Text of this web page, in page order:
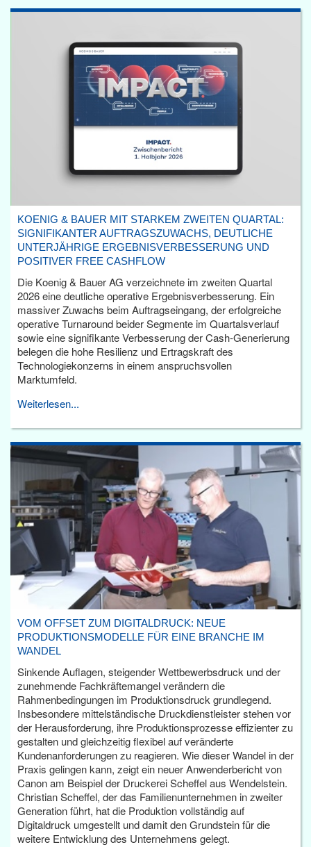
KOENIG & BAUER MIT STARKEM ZWEITEN QUARTAL:
SIGNIFIKANTER AUFTRAGSZUWACHS, DEUTLICHE
UNTERJÄHRIGE ERGEBNISVERBESSERUNG UND
POSITIVER FREE CASHFLOW
Die Koenig & Bauer AG verzeichnete im zweiten Quartal
2026 eine deutliche operative Ergebnisverbesserung. Ein
massiver Zuwachs beim Auftragseingang, der erfolgreiche
operative Turnaround beider Segmente im Quartalsverlauf
sowie eine signifikante Verbesserung der Cash-Generierung
belegen die hohe Resilienz und Ertragskraft des
Technologiekonzerns in einem anspruchsvollen
Marktumfeld.
Weiterlesen...
VOM OFFSET ZUM DIGITALDRUCK: NEUE
PRODUKTIONSMODELLE FÜR EINE BRANCHE IM
WANDEL
Sinkende Auflagen, steigender Wettbewerbsdruck und der
zunehmende Fachkräftemangel verändern die
Rahmenbedingungen im Produktionsdruck grundlegend.
Insbesondere mittelständische Druckdienstleister stehen vor
der Herausforderung, ihre Produktionsprozesse effizienter zu
gestalten und gleichzeitig flexibel auf veränderte
Kundenanforderungen zu reagieren. Wie dieser Wandel in der
Praxis gelingen kann, zeigt ein neuer Anwenderbericht von
Canon am Beispiel der Druckerei Scheffel aus Wendelstein.
Christian Scheffel, der das Familienunternehmen in zweiter
Generation führt, hat die Produktion vollständig auf
Digitaldruck umgestellt und damit den Grundstein für die
weitere Entwicklung des Unternehmens gelegt.